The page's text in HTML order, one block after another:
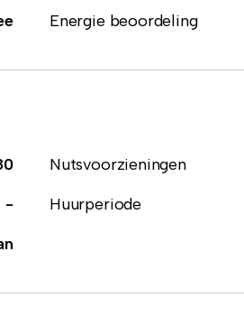
Energie beoordeling
Nutsvoorzieningen
- Huurperiode